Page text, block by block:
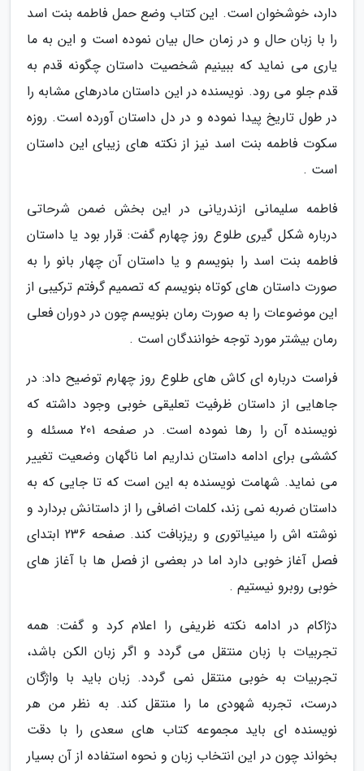
دارد، خوشخوان است. این کتاب وضع حمل فاطمه بنت اسد
را با زبان حال و در زمان حال بیان نموده است و این به ما
یاری می نماید که ببینیم شخصیت داستان چگونه قدم به
قدم جلو می رود. نویسنده در این داستان مادرهای مشابه را
در طول تاریخ پیدا نموده و در دل داستان آورده است. روزه
سکوت فاطمه بنت اسد نیز از نکته های زیبای این داستان
است .
فاطمه سلیمانی ازندریانی در این بخش ضمن شرحاتی
درباره شکل گیری طلوع روز چهارم گفت: قرار بود یا داستان
فاطمه بنت اسد را بنویسم و یا داستان آن چهار بانو را به
صورت داستان های کوتاه بنویسم که تصمیم گرفتم ترکیبی از
این موضوعات را به صورت رمان بنویسم چون در دوران فعلی
رمان بیشتر مورد توجه خوانندگان است .
فراست درباره ای کاش های طلوع روز چهارم توضیح داد: در
جاهایی از داستان ظرفیت تعلیقی خوبی وجود داشته که
نویسنده آن را رها نموده است. در صفحه 201 مسئله و
کششی برای ادامه داستان نداریم اما ناگهان وضعیت تغییر
می نماید. شهامت نویسنده به این است که تا جایی که به
داستان ضربه نمی زند، کلمات اضافی را از داستانش بردارد و
نوشته اش را مینیاتوری و ریزبافت کند. صفحه 236 ابتدای
فصل آغاز خوبی دارد اما در بعضی از فصل ها با آغاز های
خوبی روبرو نیستیم .
دژاکام در ادامه نکته ظریفی را اعلام کرد و گفت: همه
تجربیات با زبان منتقل می گردد و اگر زبان الکن باشد،
تجربیات به خوبی منتقل نمی گردد. زبان باید با واژگان
درست، تجربه شهودی ما را منتقل کند. به نظر من هر
نویسنده ای باید مجموعه کتاب های سعدی را با دقت
بخواند چون در این انتخاب زبان و نحوه استفاده از آن بسیار